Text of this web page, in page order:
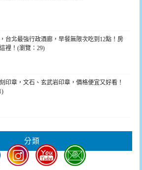
台北最強行政酒廊，早餐無限次吃到12點！房
裡！(瀏覽：29)
印章，文石、玄武岩印章，價格便宜又好看！
分類